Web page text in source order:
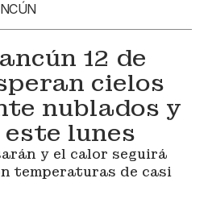
12 de
cielos
nublados y
lunes
y el calor seguirá
temperaturas de casi